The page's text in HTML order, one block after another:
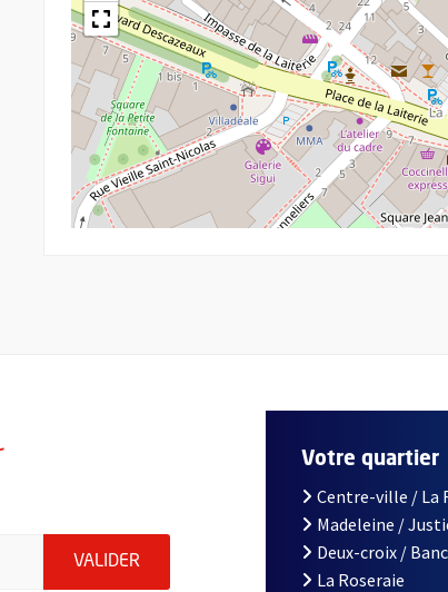
indiquez votre email (champ obligatoire)
VALIDER ENVOYER MA DEMANDE
Votre quartier
Centre-ville / La
Madeleine /
Deux-croix /
La Roseraie